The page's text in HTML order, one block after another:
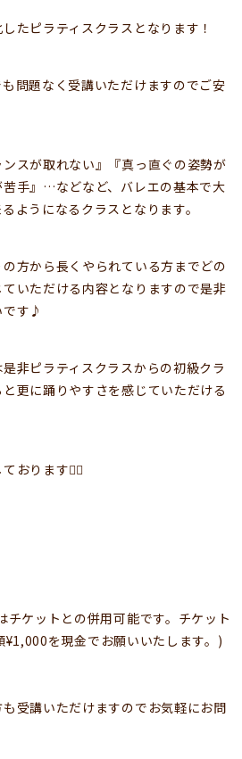
たピラティスクラスとなります！
問題なく受講いただけますのでご安
ンスが取れない』『真っ直ぐの姿勢が
手』…などなど、バレエの基本で大
ようになるクラスとなります。
方から長くやられている方までどの
いただける内容となりますので是非
です♪
非ピラティスクラスからの初級クラ
更に踊りやすさを感じていただける
おります🙇‍♀️
チケットとの併用可能です。チケット
を現金でお願いいたします。)
受講いただけますのでお気軽にお問